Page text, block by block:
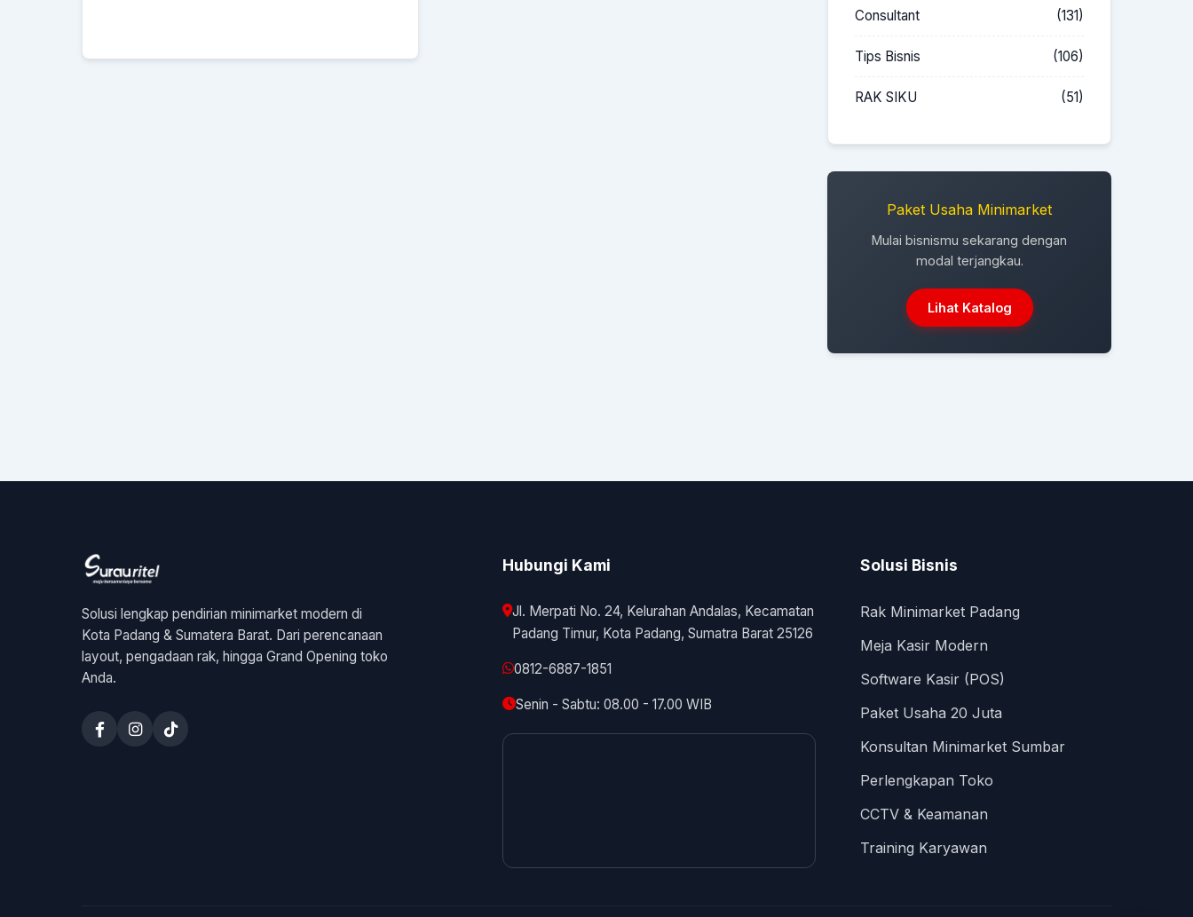
Consultant (131)
Tips Bisnis (106)
RAK SIKU (51)
Paket Usaha Minimarket
Mulai bisnismu sekarang dengan
modal terjangkau.
Lihat Katalog
Solusi lengkap pendirian minimarket modern di
Kota Padang & Sumatera Barat. Dari perencanaan
layout, pengadaan rak, hingga Grand Opening toko
Anda.
Hubungi Kami
Jl. Merpati No. 24, Kelurahan Andalas, Kecamatan
Padang Timur, Kota Padang, Sumatra Barat 25126
0812-6887-1851
Senin - Sabtu: 08.00 - 17.00 WIB
Solusi Bisnis
Rak Minimarket Padang
Meja Kasir Modern
Software Kasir (POS)
Paket Usaha 20 Juta
Konsultan Minimarket Sumbar
Perlengkapan Toko
CCTV & Keamanan
Training Karyawan